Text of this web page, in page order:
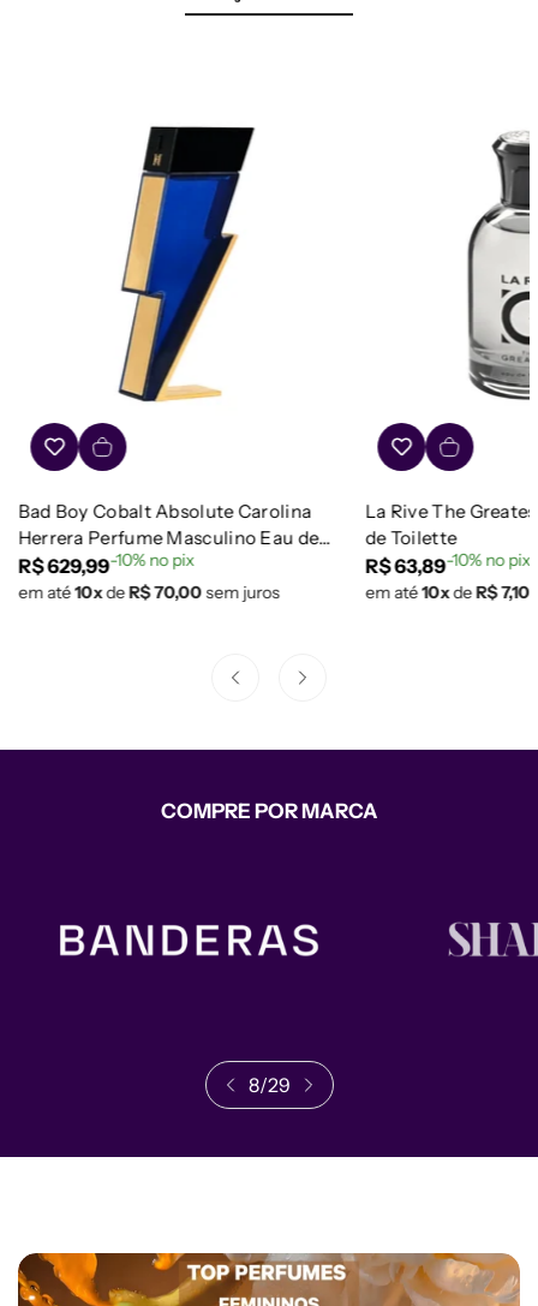
Bad Boy Cobalt Absolute Carolina
Herrera Perfume Masculino Eau de
Parfum
Preço
regular
R$ 629,99-10% no pix
em até10xdeR$ 70,00sem juros
La Rive The
de Toilette
Preço
regular
R$ 63,89-10% no pix
em até10xdeR$ 7,10
COMPRE POR MARCA
8/29